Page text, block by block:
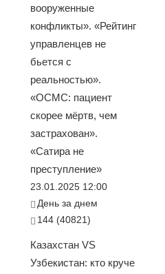
вооруженные
конфликты». «Рейтинг
управленцев не
бьется с
реальностью».
«ОСМС: пациент
скорее мёртв, чем
застрахован».
«Сатира не
преступление»
23.01.2025 12:00
День за днем
144 (40821)
Казахстан VS
Узбекистан: кто круче